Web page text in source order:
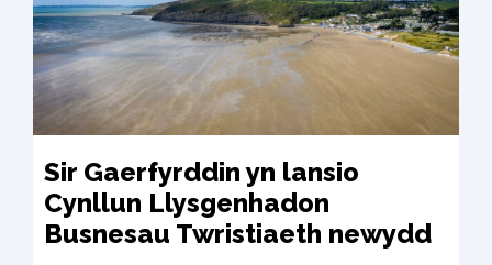
Sir Gaerfyrddin yn lansio
Cynllun Llysgenhadon
Busnesau Twristiaeth newydd